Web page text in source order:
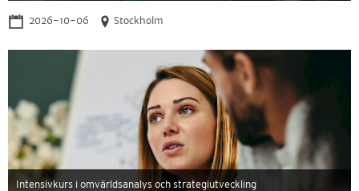
2026-10-06 Stockholm
Intensivkurs i omvärldsanalys och strategiutveckling